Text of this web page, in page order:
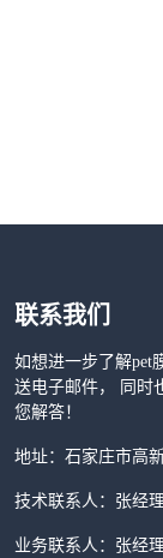
联系我们
如想进一步了解pet
送电子邮件， 同时
您解答！
地址：石家庄市高
技术联系人：张经
业务联系人：张经